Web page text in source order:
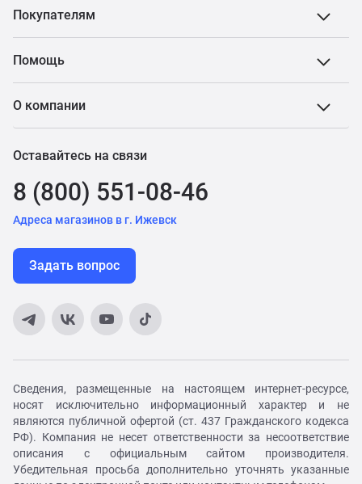
Покупателям
Помощь
О компании
Оставайтесь на связи
8 (800) 551-08-46
Адреса магазинов в г. Ижевск
Задать вопрос
Сведения, размещенные на настоящем интернет-ресурсе,
носят исключительно информационный характер и не
являются публичной офертой (ст. 437 Гражданского кодекса
РФ). Компания не несет ответственности за несоответствие
описания с официальным сайтом производителя.
Убедительная просьба дополнительно уточнять указанные